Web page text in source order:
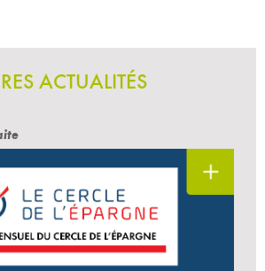
ACTUALITÉS